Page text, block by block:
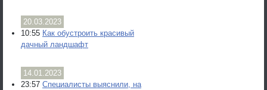
20.03.2023
10:55 Как обустроить красивый
дачный ландшафт
14.01.2023
23:57 Специалисты выяснили, на